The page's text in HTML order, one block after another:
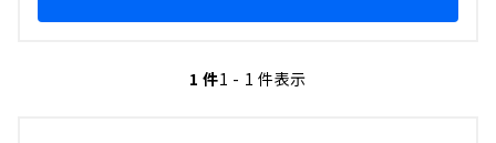
1 件1 - 1 件表示